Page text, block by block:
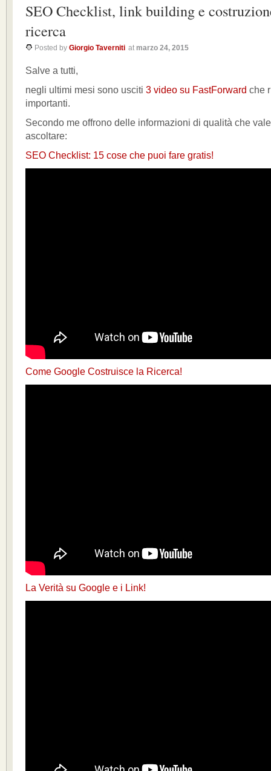
SEO Checklist, link building e
ricerca
Posted by Giorgio Taverniti at marzo 24, 2015
Salve a tutti,
negli ultimi mesi sono usciti 3 video su FastForward che
importanti.
Secondo me offrono delle informazioni di qualità che
ascoltare:
SEO Checklist: 15 cose che puoi fare gratis!
Come Google Costruisce la Ricerca!
La Verità su Google e i Link!